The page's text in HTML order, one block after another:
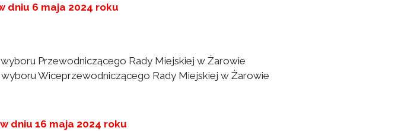
dniu 6 maja 2024 roku
wyboru Przewodniczącego Rady Miejskiej w Żarowie
wyboru Wiceprzewodniczącego Rady Miejskiej w Żarowie
dniu 16 maja 2024 roku